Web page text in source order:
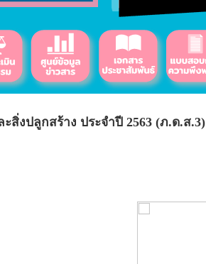
สิ่งปลูกสร้าง ประจำปี 2563 (ภ.ด.ส.3)